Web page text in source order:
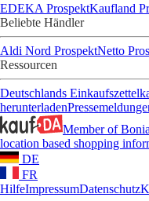
EDEKA ProspektKaufland
Beliebte Händler
Aldi Nord ProspektNetto
Ressourcen
Deutschlands Einkaufszettel
herunterladen
Member of
location based shopping
DE
FR
HilfeImpressumDatenschutz